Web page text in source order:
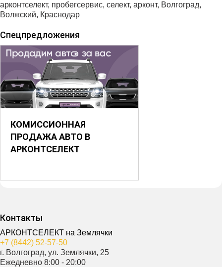
арконтселект, пробегсервис, селект, арконт, Волгоград,
Волжский, Краснодар
Спецпредложения
КОМИССИОННАЯ
ПРОДАЖА АВТО В
АРКОНТСЕЛЕКТ
Контакты
АРКОНТСЕЛЕКТ на Землячки
+7 (8442) 52-57-50
г. Волгоград, ул. Землячки, 25
Ежедневно 8:00 - 20:00